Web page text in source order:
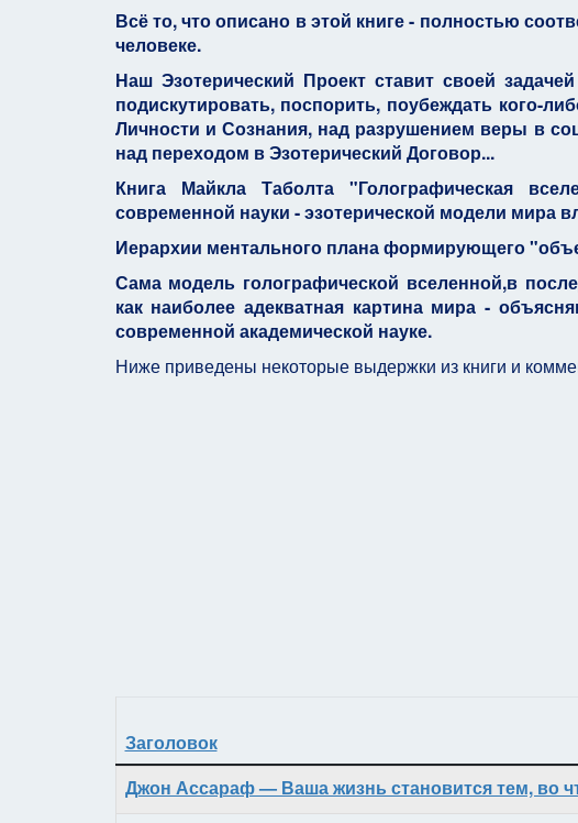
Всё то, что описано в этой книге - полностью
человеке.
Наш Эзотерический Проект ставит своей
подискутировать, поспорить, поубеждать кого-
Личности и Сознания, над разрушением веры в
над переходом в Эзотерический Договор...
Книга Майкла Таболта "Голографическая
современной науки - эзотерической модели мира
Иерархии ментального плана формирующего
Сама модель голографической вселенной,в
как наиболее адекватная картина мира -
современной академической науке.
Ниже приведены некоторые выдержки из книги и
Материалы
Заголовок
Джон Ассараф — Ваша жизнь становится тем, во